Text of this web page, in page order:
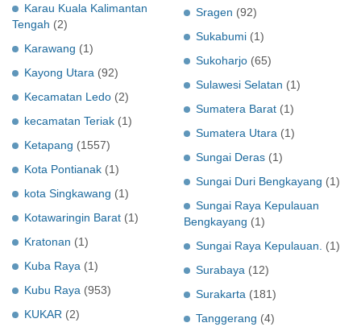
Karau Kuala Kalimantan
Tengah (2)
Karawang (1)
Kayong Utara (92)
Kecamatan Ledo (2)
kecamatan Teriak (1)
Ketapang (1557)
Kota Pontianak (1)
kota Singkawang (1)
Kotawaringin Barat (1)
Kratonan (1)
Kuba Raya (1)
Kubu Raya (953)
KUKAR (2)
Sragen (92)
Sukabumi (1)
Sukoharjo (65)
Sulawesi Selatan (1)
Sumatera Barat (1)
Sumatera Utara (1)
Sungai Deras (1)
Sungai Duri Bengkayang (1)
Sungai Raya Kepulauan
Bengkayang (1)
Sungai Raya Kepulauan.
(1)
Surabaya (12)
Surakarta (181)
Tanggerang (4)